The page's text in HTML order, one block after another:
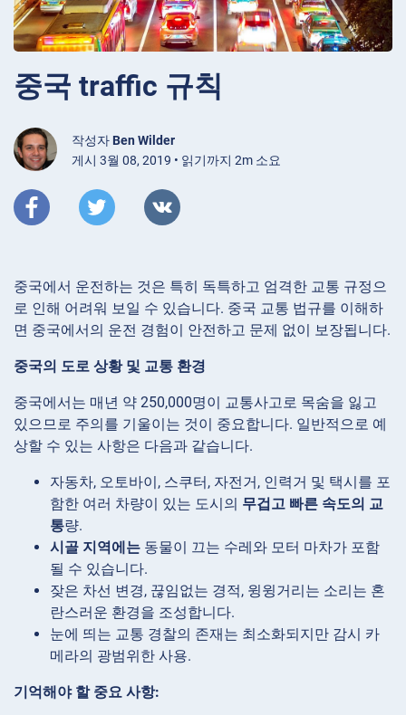
중국 traffiс 규칙
작성자 Ben Wilder
게시 3월 08, 2019 • 읽기까지 2m 소요
중국에서 운전하는 것은 특히 독특하고 엄격한 교통 규정으
로 인해 어려워 보일 수 있습니다. 중국 교통 법규를 이해하
면 중국에서의 운전 경험이 안전하고 문제 없이 보장됩니다.
중국의 도로 상황 및 교통 환경
중국에서는 매년 약 250,000명이 교통사고로 목숨을 잃고
있으므로 주의를 기울이는 것이 중요합니다. 일반적으로 예
상할 수 있는 사항은 다음과 같습니다.
자동차, 오토바이, 스쿠터, 자전거, 인력거 및 택시를 포
함한 여러 차량이 있는 도시의 무겁고 빠른 속도의 교
통량.
시골 지역에는 동물이 끄는 수레와 모터 마차가 포함
될 수 있습니다.
잦은 차선 변경, 끊임없는 경적, 윙윙거리는 소리는 혼
란스러운 환경을 조성합니다.
눈에 띄는 교통 경찰의 존재는 최소화되지만 감시 카
메라의 광범위한 사용.
기억해야 할 중요 사항: